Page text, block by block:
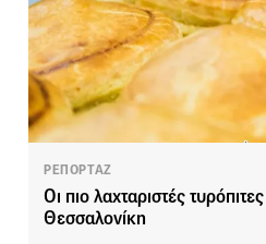
ΡΕΠΟΡΤΑΖ
Οι πιο λαχταριστές
Θεσσαλονίκη